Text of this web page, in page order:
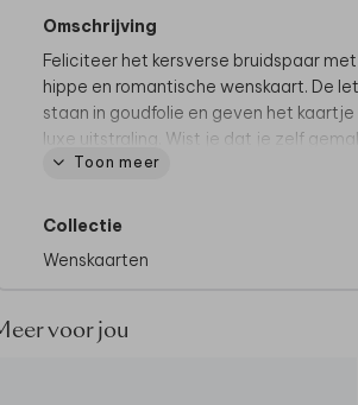
Omschrijving
Feliciteer het kersverse bruidspaar
hippe en romantische wenskaart. De
staan in goudfolie en geven het
luxe uitstraling. Wist je dat je zelf
elementen in goudfolie kunt zetten? Dit
folie een droogtijd kent. Voor 18.00 uur
Toon meer
Collectie
Wenskaarten
voor jou